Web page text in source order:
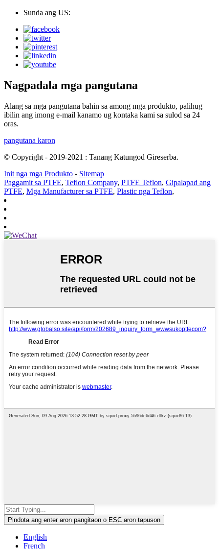
Sunda ang US:
Nagpadala mga pangutana
Alang sa mga pangutana bahin sa among mga produkto, palihug
ibilin ang imong e-mail kanamo ug kontaka kami sa sulod sa 24
oras.
pangutana karon
© Copyright - 2019-2021 : Tanang Katungod Gireserba.
Init nga mga Produkto - Sitemap
Paggamit sa PTFE, Teflon Company, PTFE Teflon, Gipalapad ang
PTFE, Mga Manufacturer sa PTFE, Plastic nga Teflon,
Pindota ang enter aron pangitaon o ESC aron tapuson
English
French